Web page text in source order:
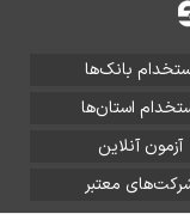
بانک‌ها
استان‌ها
آزمون آنلاین
معتبر